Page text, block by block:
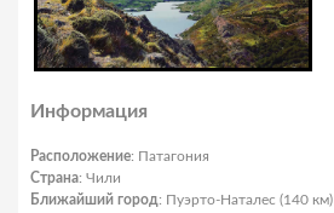
Информация
Расположение: Патагония
Страна: Чили
Ближайший город: Пуэрто-Наталес (140 км)